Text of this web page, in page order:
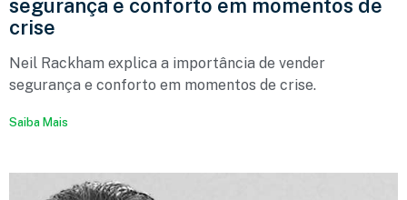
segurança e conforto em momentos de
crise
Neil Rackham explica a importância de vender
segurança e conforto em momentos de crise.
Saiba Mais